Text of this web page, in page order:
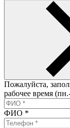
Пожалуйста,
рабочее время
ФИО *